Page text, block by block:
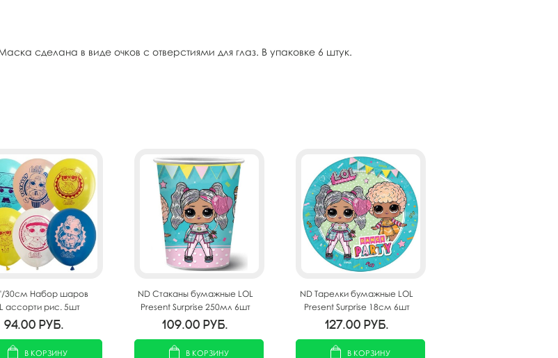
сделана в виде очков с отверстиями для глаз. В упаковке 6 штук.
30см Набор шаров
ассорти рис. 5шт
94.00 руб.
В КОРЗИНУ
ND Стаканы бумажные LOL
Present Surprise 250мл 6шт
109.00 руб.
В КОРЗИНУ
ND Тарелки бумажные LOL
Present Surprise 18см 6шт
127.00 руб.
В КОРЗИНУ